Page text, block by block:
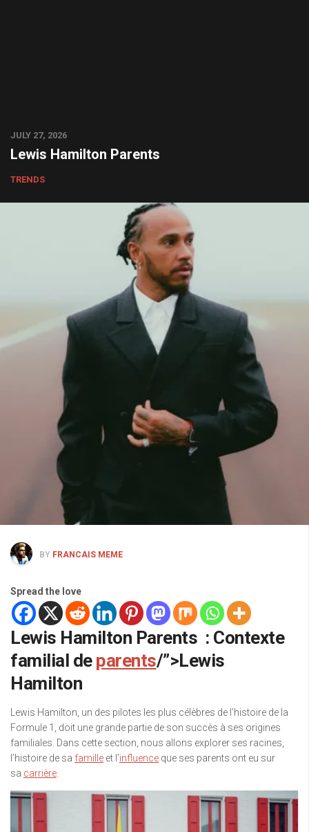
JULY 27, 2026
Lewis Hamilton Parents
TRENDS
BY FRANCAIS MEME
Spread the love
Lewis Hamilton Parents : Contexte
familial de parents/”>Lewis
Hamilton
Lewis Hamilton, un des pilotes les plus célèbres de l’histoire de la
Formule 1, doit une grande partie de son succès à ses origines
familiales. Dans cette section, nous allons explorer ses racines,
l’histoire de sa famille et l’influence que ses parents ont eu sur
sa carrière.